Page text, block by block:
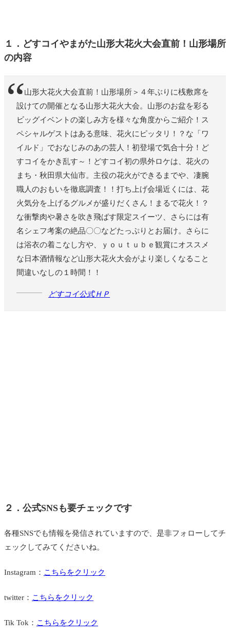
１． どすコイやまがた山形大花火大会直前！山形場所
の内容
＜山形大花火大会直前！山形場所＞４年ぶりに桟敷席を
設けての開催となる山形大花火大会。山形のお盆を彩る
ビッグイベントの楽しみ方を様々な角度からご紹介！ス
ペシャルゲストはある意味、花火にピッタリ！？な「ワ
イルド」でおなじみのあの芸人！初登場で気合十分！ど
すコイをかき乱す～！どすコイ初の県外ロケは、花火の
まち・秋田県大仙市。主役の花火ができるまでや、凄腕
職人のおもいを徹底調査！！打ち上げ会場近くには、花
火気分を上げるグルメが盛りだくさん！まるで花火！？
な衝撃肉や暑さを吹き飛ばす限定スイーツ、さらには有
名シェフ考案の絶品〇〇などたっぷりとお届け。さらに
は浴衣の着こなし方や、ｙｏｕｔｕｂｅ観賞にオススメ
な日本酒情報など山形大花火大会がより楽しくなること
間違いなしの１時間！！
どすコイ公式ＨＰ
２．公式SNSも要チェックです
各種SNSでも情報を発信されていますので、是非フォローしてチ
ェックしてみてくださいね。
Instagram： こちらをクリック
twitter： こちらをクリック
Tik Tok： こちらをクリック